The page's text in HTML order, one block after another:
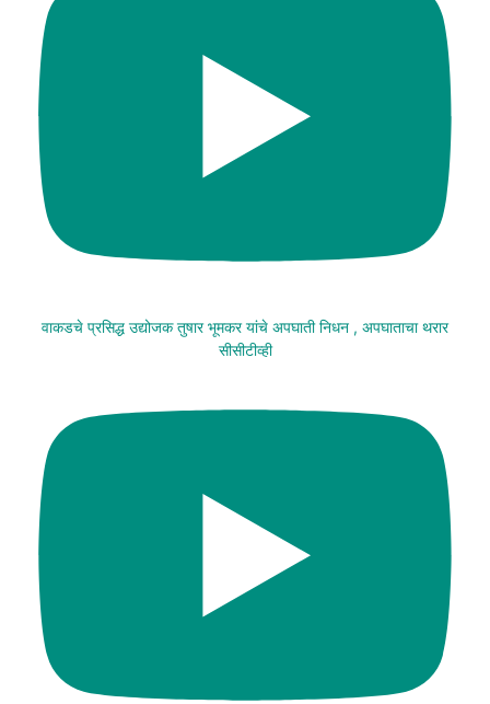
वाकडचे प्रसिद्ध उद्योजक तुषार भूमकर यांचे अपघाती निधन , अपघाताचा थरार
सीसीटीव्ही